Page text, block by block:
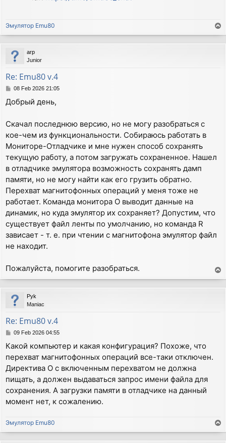
Эмулятор Emu80
o
p
arp
Junior
Re: Emu80 v.4
P
s
08 Feb 2026 21:05
Добрый день,
Скачал последнюю версию, но не могу разобраться с
кое-чем из функциональности. Собираюсь работать в
Мониторе-Отладчике и мне нужен способ сохранять
текущую работу, а потом загружать сохраненное. Нашел
в отладчике эмулятора возможность сохранять дамп
памяти, но не могу найти как его грузить обратно.
Перехват магнитофонных операций у меня тоже не
работает. Команда монитора O выводит данные на
динамик, но куда эмулятор их сохраняет? Допустим, что
существует файл ленты по умолчанию, но команда R
зависает - т. е. при чтении с магнитофона эмулятор файл
не находит.
Пожалуйста, помогите разобраться.
o
p
Pyk
Maniac
Re: Emu80 v.4
P
s
t
09 Feb 2026 04:55
Какой компьютер и какая конфигурация? Похоже, что
перехват магнитофонных операций все-таки отключен.
Директива О с включенным перехватом не должна
пищать, а должен выдаваться запрос имени файла для
сохранения. А загрузки памяти в отладчике на данный
момент нет, к сожалению.
Эмулятор Emu80
o
p